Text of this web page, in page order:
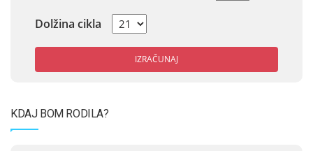
Dolžina cikla
IZRAČUNAJ
KDAJ BOM RODILA?